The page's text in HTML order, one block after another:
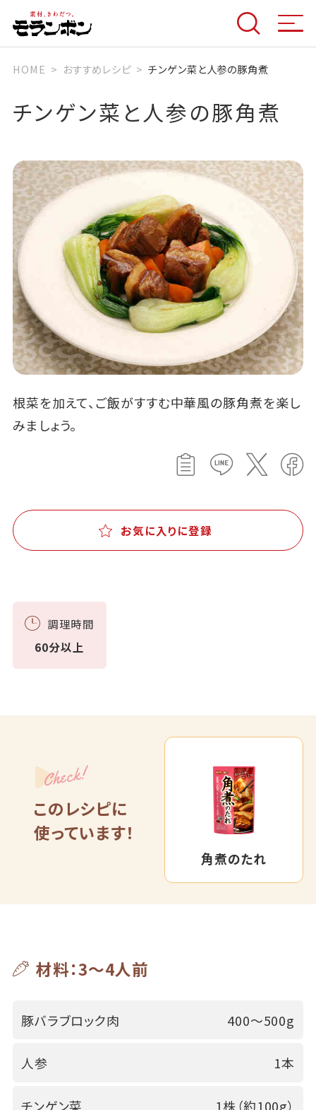
HOME おすすめレシピ チンゲン菜と人参の豚角煮
チンゲン菜と人参の豚角煮
根菜を加えて、ご飯がすすむ中華風の豚角煮を楽し
みましょう。
お気に入りに登録
調理時間
60分以上
Check!
このレシピに
使っています！
角煮のたれ
材料：3～4人前
豚バラブロック肉 400～500g
人参 1本
チンゲン菜 1株（約100g）